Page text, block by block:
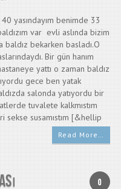
yasındayım benimde 33
var evli aslında bizim
baldız bekarken basladı.O
Bir gün hanım
yattı o zaman baldız
gece ben yatak
salonda yatıyordu bir
tuvalete kalkmıstım
sekse susamıstım [&hellip
Read More…
0